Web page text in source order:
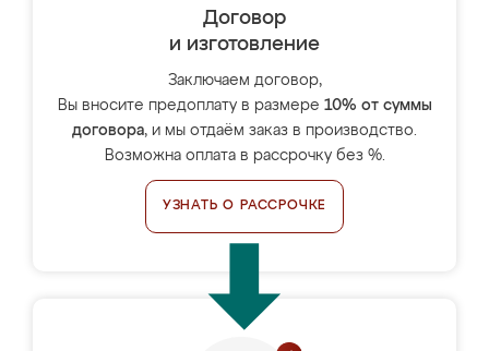
Договор
и изготовление
Заключаем договор,
Вы вносите предоплату в размере 10% от суммы
договора, и мы отдаём заказ в производство.
Возможна оплата в рассрочку без %.
УЗНАТЬ О РАССРОЧКЕ